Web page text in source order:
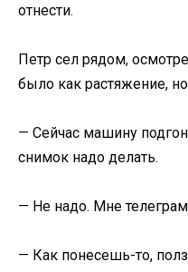
отнести.
Петр сел рядом,
было как растяжение,
— Сейчас машину
снимок надо делать.
— Не надо. Мне
— Как понесешь-то,